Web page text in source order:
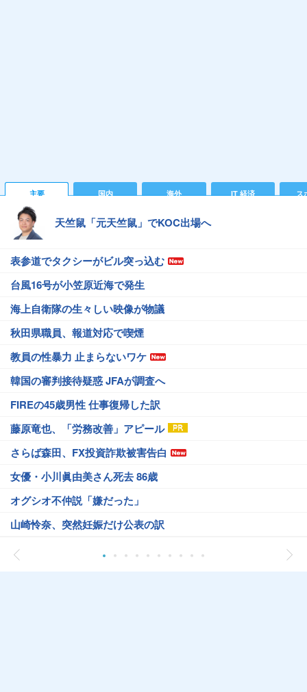
主要 国内 海外 IT 経済 ス
天竺鼠「元天竺鼠」でKOC出場へ
表参道でタクシーがビル突っ込む
台風16号が小笠原近海で発生
海上自衛隊の生々しい映像が物議
秋田県職員、報道対応で喫煙
教員の性暴力 止まらないワケ
韓国の審判接待疑惑 JFAが調査へ
FIREの45歳男性 仕事復帰した訳
藤原竜也、「労務改善」アピール
さらば森田、FX投資詐欺被害告白
女優・小川眞由美さん死去 86歳
オグシオ不仲説「嫌だった」
山崎怜奈、突然妊娠だけ公表の訳